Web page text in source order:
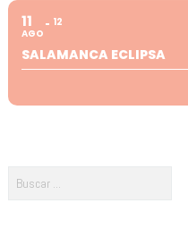
11
AGO
12
SALAMANCA ECLIPSA